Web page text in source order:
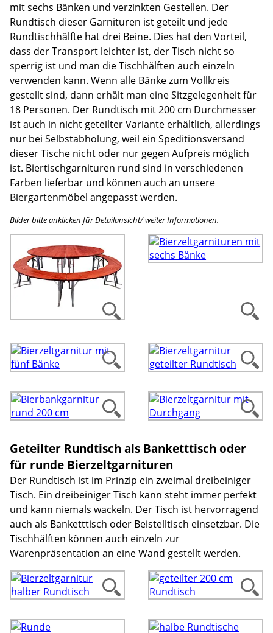
mit sechs Bänken und verzinkten Gestellen. Der
Rundtisch dieser Garnituren ist geteilt und jede
Rundtischhälfte hat drei Beine. Dies hat den Vorteil,
dass der Transport leichter ist, der Tisch nicht so
sperrig ist und man die Tischhälften auch einzeln
verwenden kann. Wenn alle Bänke zum Vollkreis
gestellt sind, dann erhält man eine Sitzgelegenheit für
18 Personen. Der Rundtisch mit 200 cm Durchmesser
ist auch in nicht geteilter Variante erhältlich, allerdings
nur bei Selbstabholung, weil ein Speditionsversand
dieser Tische nicht oder nur gegen Aufpreis möglich
ist. Biertischgarnituren rund sind in verschiedenen
Farben lieferbar und können auch an unsere
Biergartenmöbel angepasst werden.
Bilder bitte anklicken für Detailansicht/ weiter Informationen.
Geteilter Rundtisch als Banketttisch oder
für runde Bierzeltgarnituren
Der Rundtisch ist im Prinzip ein zweimal dreibeiniger
Tisch. Ein dreibeiniger Tisch kann steht immer perfekt
und kann niemals wackeln. Der Tisch ist hervorragend
auch als Banketttisch oder Beistelltisch einsetzbar. Die
Tischhälften können auch einzeln zur
Warenpräsentation an eine Wand gestellt werden.